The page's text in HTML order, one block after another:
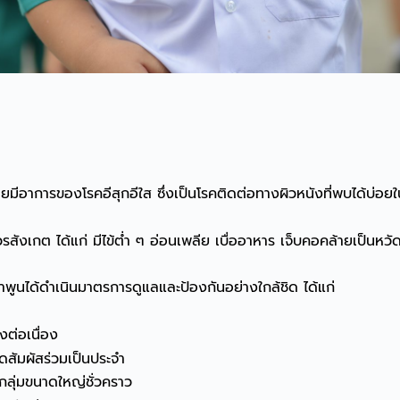
อาการของโรคอีสุกอีใส ซึ่งเป็นโรคติดต่อทางผิวหนังที่พบได้บ่อยใ
สังเกต ได้แก่ มีไข้ต่ำ ๆ อ่อนเพลีย เบื่ออาหาร เจ็บคอคล้ายเป็นห
ได้ดำเนินมาตรการดูแลและป้องกันอย่างใกล้ชิด ได้แก่
ต่อเนื่อง
มผัสร่วมเป็นประจำ
ลุ่มขนาดใหญ่ชั่วคราว